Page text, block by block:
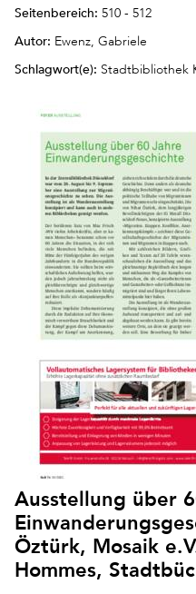
Seitenbereich: 510 - 512
Autor: Ewenz, Gabriele
Schlagwort(e): Stadtbibliothek
Ausstellung über
Öztürk, Mosaik
Hommes,